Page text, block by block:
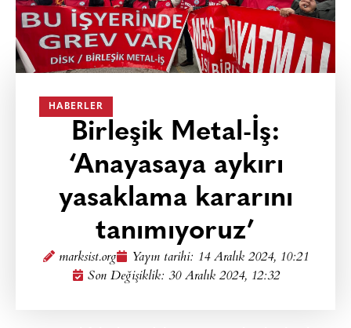
HABERLER
Birleşik Metal-İş:
‘Anayasaya aykırı
yasaklama kararını
tanımıyoruz’
marksist.org Yayın tarihi: 14 Aralık 2024, 10:21
Son Değişiklik: 30 Aralık 2024, 12:32